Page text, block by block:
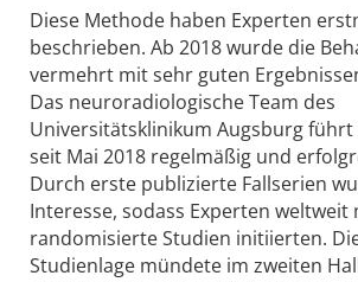
Diese Methode haben Experten
beschrieben. Ab 2018 wurde die
vermehrt mit sehr guten
Das neuroradiologische Team des
Universitätsklinikum Augsburg
seit Mai 2018 regelmäßig und
Durch erste publizierte Fallserien
Interesse, sodass Experten weltweit
randomisierte Studien initiierten.
Studienlage mündete im zweiten